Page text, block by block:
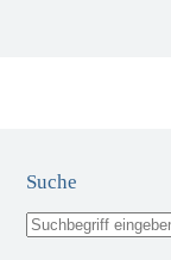
Suche